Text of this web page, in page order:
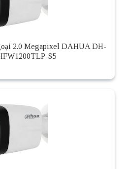
2.0 Megapixel DAHUA DH-
S5